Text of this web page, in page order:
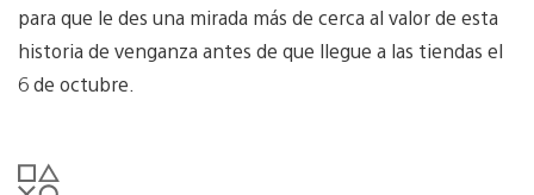
para que le des una mirada más de cerca al valor de esta
historia de venganza antes de que llegue a las tiendas el
6 de octubre.